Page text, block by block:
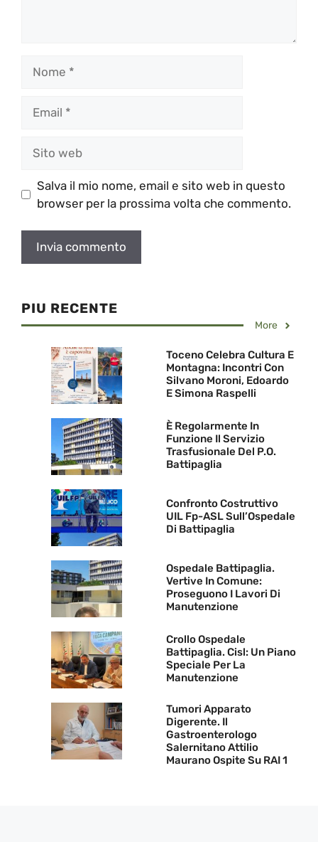
web
Salva il mio nome, email e sito web in questo
browser per la prossima volta che commento.
PIU RECENTE
More
Toceno Celebra Cultura E
Montagna: Incontri Con
Silvano Moroni, Edoardo
E Simona Raspelli
È Regolarmente In
Funzione Il Servizio
Trasfusionale Del P.O.
Battipaglia
Confronto Costruttivo
UIL Fp-ASL Sull’Ospedale
Di Battipaglia
Ospedale Battipaglia.
Vertive In Comune:
Proseguono I Lavori Di
Manutenzione
Crollo Ospedale
Battipaglia. Cisl: Un Piano
Speciale Per La
Manutenzione
Tumori Apparato
Digerente. Il
Gastroenterologo
Salernitano Attilio
Maurano Ospite Su RAI 1